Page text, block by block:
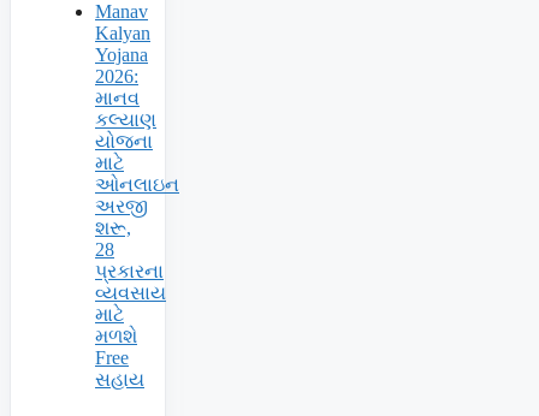
Manav
Kalyan
Yojana
2026:
માનવ
કલ્યાણ
યોજના
માટે
ઓનલાઇન
અરજી
શરૂ,
28
પ્રકારના
વ્યવસાય
માટે
મળશે
Free
સહાય